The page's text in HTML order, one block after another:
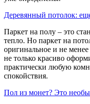
Деревянный потолок:
Паркет на полу – это
тепло. Но паркет на
оригинальное и не
не только красиво
практически любую
спокойствия.
Пол из монет? Это